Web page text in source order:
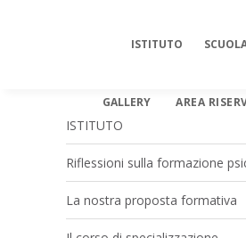
ISTITUTO
GALLERY AREA
AREA
ISTITUTO
Riflessioni sulla formazione
La nostra proposta formativa